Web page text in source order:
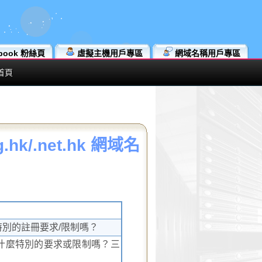
網域名稱用戶專區
虛擬主機用戶專區
粉絲頁
頁
.net.hk 網域名
的註冊要求/限制嗎？
特別的要求或限制嗎？三